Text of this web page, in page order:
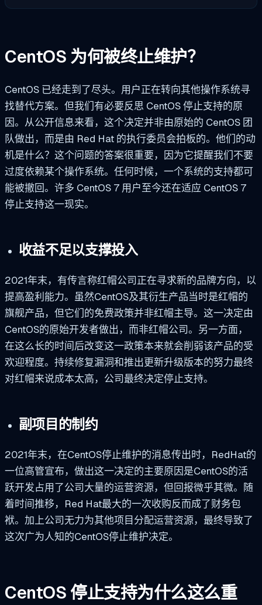
CentOS 为何被终止维护？
CentOS 已经走到了尽头。用户正在转向其他操作系统寻
找替代方案。但我们有必要反思 CentOS 停止支持的原
因。从公开信息来看，这个决定并非由原始的 CentOS 团
队做出，而是由 Red Hat 的执行委员会拍板的。他们的动
机是什么？这个问题的答案很重要，因为它提醒我们不要
过度依赖某个操作系统。任何时候，一个系统的支持都可
能被撤回。许多 CentOS 7 用户至今还在适应 CentOS 7
停止支持这一现实。
收益不足以支撑投入
2021年末，有传言称红帽公司正在寻求新的品牌方向，以
提高盈利能力。虽然CentOS及其衍生产品当时是红帽的
旗舰产品，但它们的免费政策并非红帽主导。这一决定由
CentOS的原始开发者做出，而非红帽公司。另一方面，
在这么长的时间后改变这一政策本来就会削弱该产品的受
欢迎程度。持续修复漏洞和推出更新升级版本的努力最终
对红帽来说成本太高，公司最终决定停止支持。
副项目的制约
2021年末，在CentOS停止维护的消息传出时，RedHat的
一位高管宣布，做出这一决定的主要原因是CentOS的活
跃开发占用了公司大量的运营资源，但回报微乎其微。随
着时间推移，Red Hat最大的一次收购反而成了财务包
袱。加上公司无力为其他项目分配运营资源，最终导致了
这次广为人知的CentOS停止维护决定。
CentOS 停止支持为什么这么重